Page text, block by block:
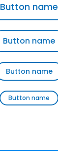
Button name
Button name
Button name
Button name